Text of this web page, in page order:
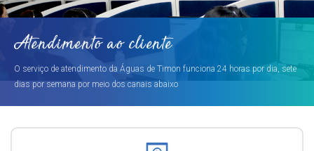
Atendimento ao cliente
O serviço de atendimento da Águas de Timon funciona 24 horas por dia, sete
dias por semana por meio dos canais abaixo